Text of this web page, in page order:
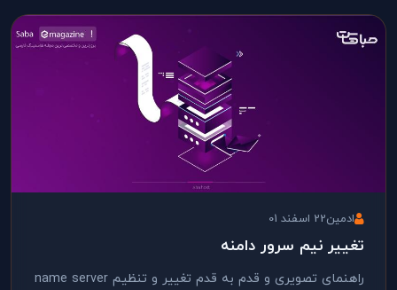
ادمین22 اسفند 01
تغییر نیم سرور دامنه
راهنمای تصویری و قدم به قدم تغییر و تنظیم name server